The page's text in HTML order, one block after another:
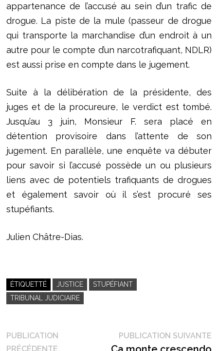
appartenance de l’accusé au sein d’un trafic de
drogue. La piste de la mule (passeur de drogue
qui transporte la marchandise d’un endroit à un
autre pour le compte d’un narcotrafiquant, NDLR)
est aussi prise en compte dans le jugement.
Suite à la délibération de la présidente, des
juges et de la procureure, le verdict est tombé.
Jusqu’au 3 juin, Monsieur F. sera placé en
détention provisoire dans l’attente de son
jugement. En parallèle, une enquête va débuter
pour savoir si l’accusé possède un ou plusieurs
liens avec de potentiels trafiquants de drogues
et également savoir où il s’est procuré ses
stupéfiants.
Julien Châtre-Dias.
ÉTIQUETTÉ JUSTICE
STUPÉFIANT
TRIBUNAL JUDICIAIRE
Navigation
PUBLICATION
PRÉCÉDENTEPublication
PUBLICATION SUIVANTE